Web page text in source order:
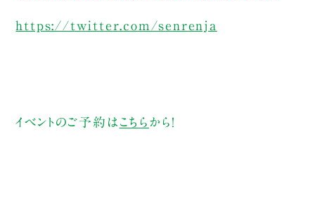
https://twitter.com/senrenja
イベントのご予約は こちら から！